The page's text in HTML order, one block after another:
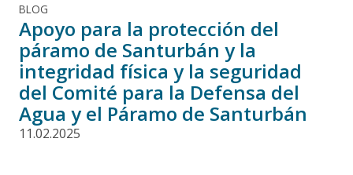
BLOG
Apoyo para la protección del
páramo de Santurbán y la
integridad física y la seguridad
del Comité para la Defensa del
Agua y el Páramo de Santurbán
11.02.2025